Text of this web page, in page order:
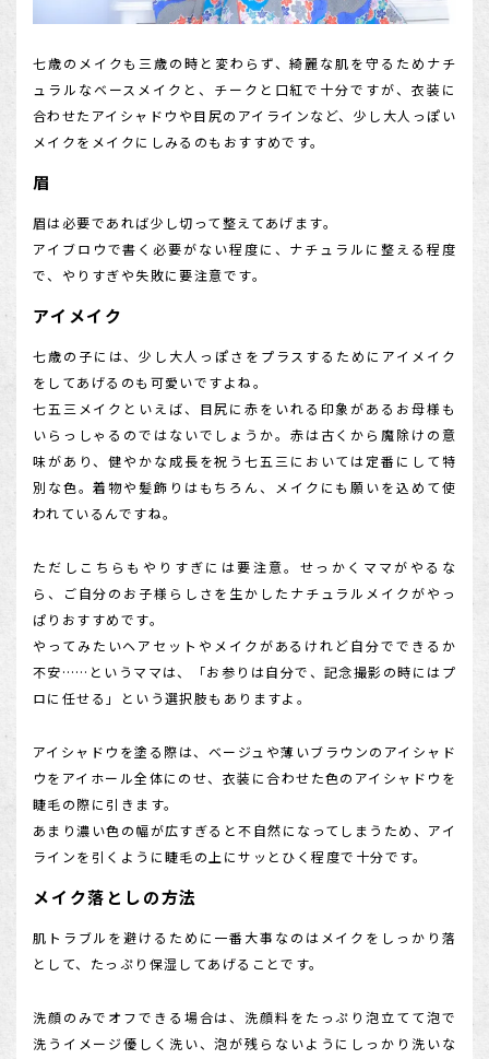
七歳のメイクも三歳の時と変わらず、綺麗な肌を守るためナチ
ュラルなベースメイクと、チークと口紅で十分ですが、衣装に
合わせたアイシャドウや目尻のアイラインなど、少し大人っぽい
メイクをメイクにしみるのもおすすめです。
眉
眉は必要であれば少し切って整えてあげます。
アイブロウで書く必要がない程度に、ナチュラルに整える程度
で、やりすぎや失敗に要注意です。
アイメイク
七歳の子には、少し大人っぽさをプラスするためにアイメイク
をしてあげるのも可愛いですよね。
七五三メイクといえば、目尻に赤をいれる印象があるお母様も
いらっしゃるのではないでしょうか。赤は古くから魔除けの意
味があり、健やかな成長を祝う七五三においては定番にして特
別な色。着物や髪飾りはもちろん、メイクにも願いを込めて使
われているんですね。
ただしこちらもやりすぎには要注意。せっかくママがやるな
ら、ご自分のお子様らしさを生かしたナチュラルメイクがやっ
ぱりおすすめです。
やってみたいヘアセットやメイクがあるけれど自分でできるか
不安……というママは、「お参りは自分で、記念撮影の時にはプ
ロに任せる」という選択肢もありますよ。
アイシャドウを塗る際は、ベージュや薄いブラウンのアイシャド
ウをアイホール全体にのせ、衣装に合わせた色のアイシャドウを
睫毛の際に引きます。
あまり濃い色の幅が広すぎると不自然になってしまうため、アイ
ラインを引くように睫毛の上にサッとひく程度で十分です。
メイク落としの方法
肌トラブルを避けるために一番大事なのはメイクをしっかり落
として、たっぷり保湿してあげることです。
洗顔のみでオフできる場合は、洗顔料をたっぷり泡立てて泡で
洗うイメージ優しく洗い、泡が残らないようにしっかり洗いな